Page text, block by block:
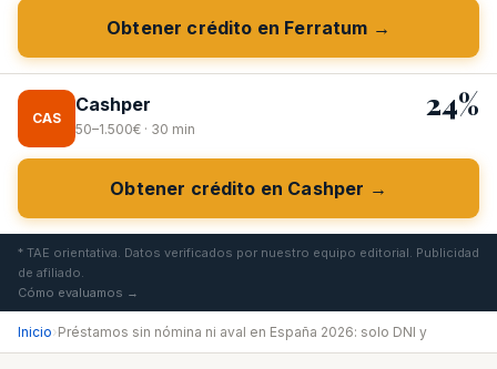
Obtener crédito en Ferratum →
CAS
Cashper
50–1.500€ · 30 min
24%
Obtener crédito en Cashper →
* TAE orientativa. Datos verificados por nuestro equipo editorial. Publicidad
de afiliado.
Cómo evaluamos →
Inicio›Préstamos sin nómina ni aval en España 2026: solo DNI y